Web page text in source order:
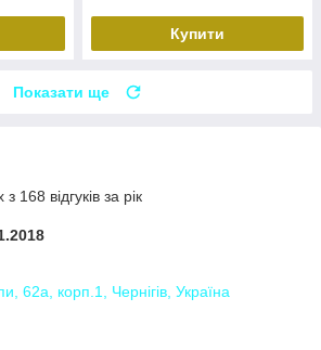
Купити
Показати ще
168 відгуків за рік
62а, корп.1, Чернігів, Україна